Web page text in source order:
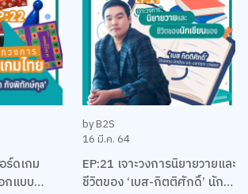
ร์ดเกม
กแบบ
by B2S
16 มี.ค. 64
EP:21 เจาะวงการนิยายวายและ
ชีวิตของ ‘เบส-กิตติศักดิ์’ นัก